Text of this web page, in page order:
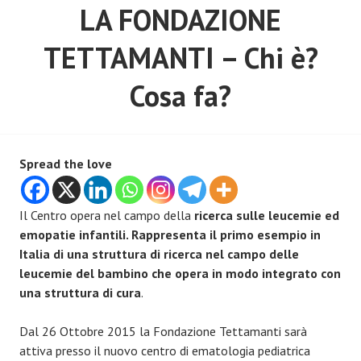
LA FONDAZIONE
TETTAMANTI – Chi è?
Cosa fa?
Spread the love
Il Centro opera nel campo della ricerca sulle leucemie ed
emopatie infantili. Rappresenta il primo esempio in
Italia di una struttura di ricerca nel campo delle
leucemie del bambino che opera in modo integrato con
una struttura di cura.
Dal 26 Ottobre 2015 la Fondazione Tettamanti sarà
attiva presso il nuovo centro di ematologia pediatrica